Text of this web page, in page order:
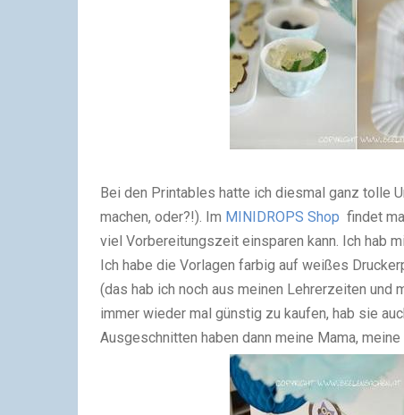
Bei den Printables hatte ich diesmal ganz tolle
machen, oder?!). Im MINIDROPS Shop findet
viel Vorbereitungszeit einsparen kann. Ich hab
Ich habe die Vorlagen farbig auf weißes
(das hab ich noch aus meinen Lehrerzeiten und
immer wieder mal günstig zu kaufen, hab sie
Ausgeschnitten haben dann meine Mama,